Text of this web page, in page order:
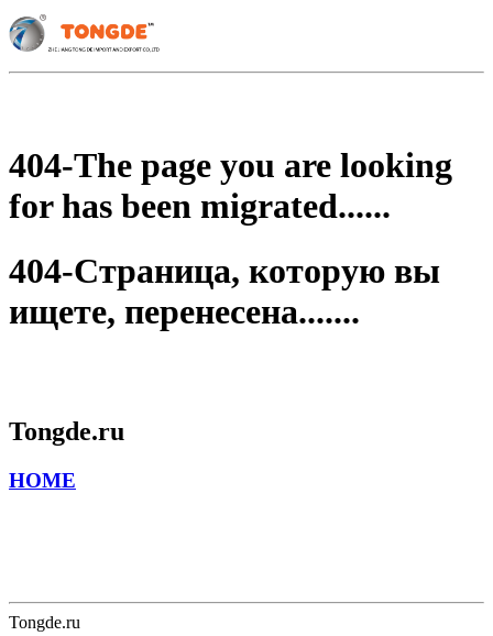
404-The page you are looking
for has been migrated......
404-Страница, которую вы
ищете, перенесена.......
Tongde.ru
HOME
Tongde.ru